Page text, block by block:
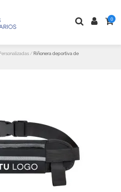
0
Riñonera deportiva de